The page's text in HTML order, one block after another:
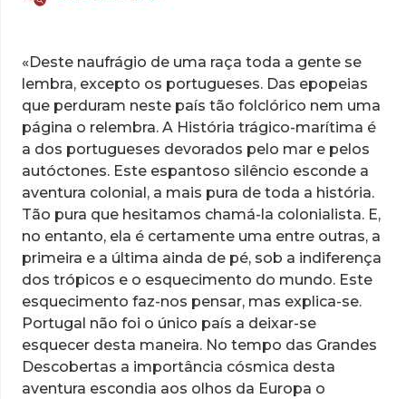
«Deste naufrágio de uma raça toda a gente se
lembra, excepto os portugueses. Das epopeias
que perduram neste país tão folclórico nem uma
página o relembra. A História trágico-marítima é
a dos portugueses devorados pelo mar e pelos
autóctones. Este espantoso silêncio esconde a
aventura colonial, a mais pura de toda a história.
Tão pura que hesitamos chamá-la colonialista. E,
no entanto, ela é certamente uma entre outras, a
primeira e a última ainda de pé, sob a indiferença
dos trópicos e o esquecimento do mundo. Este
esquecimento faz-nos pensar, mas explica-se.
Portugal não foi o único país a deixar-se
esquecer desta maneira. No tempo das Grandes
Descobertas a importância cósmica desta
aventura escondia aos olhos da Europa o